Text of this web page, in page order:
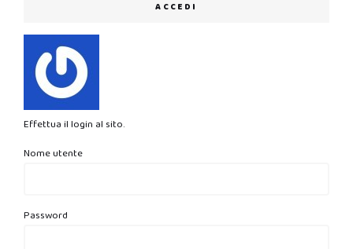
ACCEDI
Effettua il login al sito.
Nome utente
Password